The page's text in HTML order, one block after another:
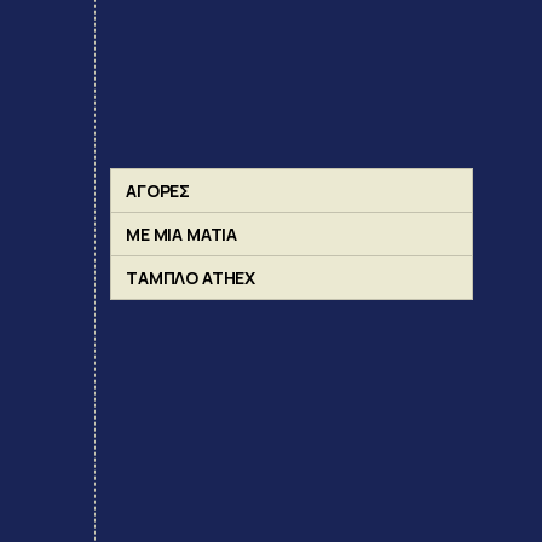
ΑΓΟΡΕΣ
ΜΕ ΜΙΑ ΜΑΤΙΑ
ΤΑΜΠΛΟ ATHEX